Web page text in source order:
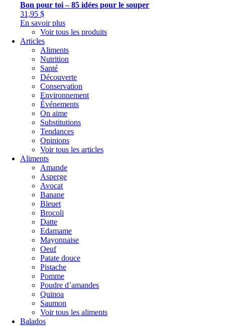
Bon pour toi – 85 idées pour le souper
31,95 $
En savoir plus
Voir tous les produits
Articles
Aliments
Nutrition
Santé
Découverte
Conservation
Environnement
Événements
On aime
Substitutions
Tendances
Opinions
Voir tous les articles
Aliments
Amande
Asperge
Avocat
Banane
Bleuet
Brocoli
Datte
Edamame
Mayonnaise
Oeuf
Patate douce
Pistache
Pomme
Poudre d’amandes
Quinoa
Saumon
Voir tous les aliments
Balados